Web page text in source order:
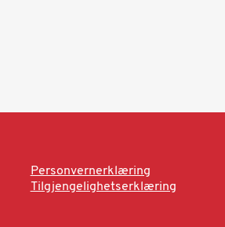
Personvernerklæring
Tilgjengelighetserklæring